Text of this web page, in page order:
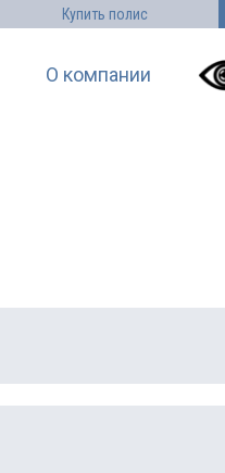
Купить полис
О компании